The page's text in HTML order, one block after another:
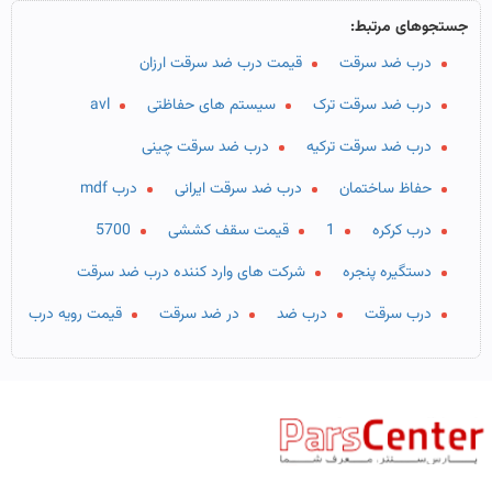
جستجوهای مرتبط:
درب ضد سرقت
قیمت درب ضد سرقت ارزان
درب ضد سرقت ترک
سیستم های حفاظتی
avl
درب ضد سرقت ترکیه
درب ضد سرقت چینی
حفاظ ساختمان
درب ضد سرقت ایرانی
درب mdf
درب کرکره
1 قیمت سقف کششی
5700
دستگیره پنجره
شرکت های وارد کننده درب ضد سرقت
درب سرقت
درب ضد در ضد سرقت قیمت رویه درب